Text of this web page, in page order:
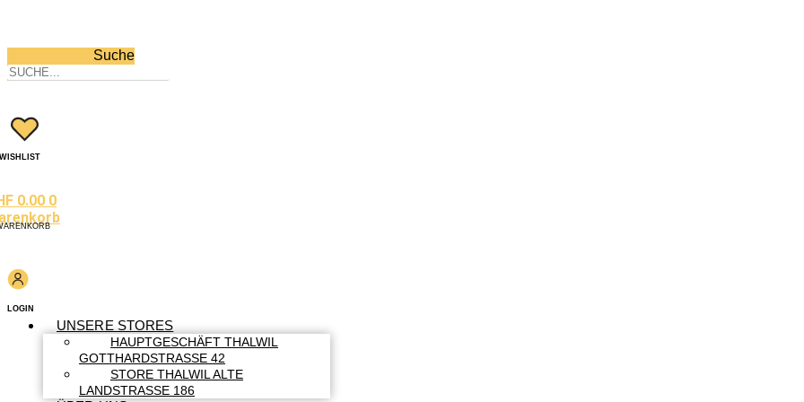
Suche
WISHLIST
0.00 0
LOGIN
UNSERE STORES
HAUPTGESCHÄFT THALWIL
GOTTHARDSTRASSE 42
STORE THALWIL ALTE
LANDSTRASSE 186